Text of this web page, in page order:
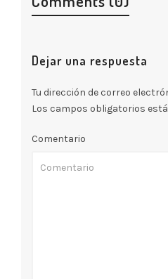
Dejar una respuesta
Tu dirección de correo
Los campos obligatorios
Comentario